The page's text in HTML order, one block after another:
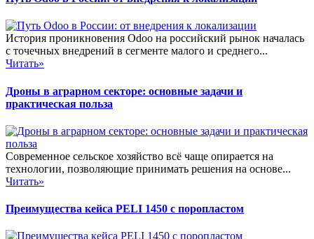
История проникновения Odoo на российский рынок началась
с точечных внедрений в сегменте малого и среднего...
Читать»
Дроны в аграрном секторе: основные задачи и
практическая польза
Современное сельское хозяйство всё чаще опирается на
технологии, позволяющие принимать решения на основе...
Читать»
Преимущества кейса PELI 1450 с поропластом